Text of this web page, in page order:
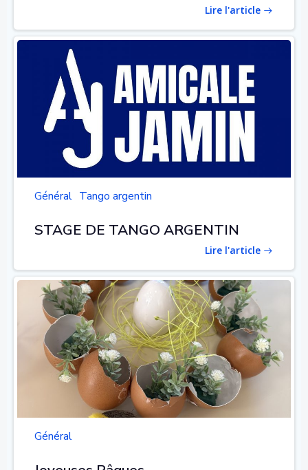
Lire l'article
Général Tango argentin
STAGE DE TANGO ARGENTIN
Lire l'article
Général